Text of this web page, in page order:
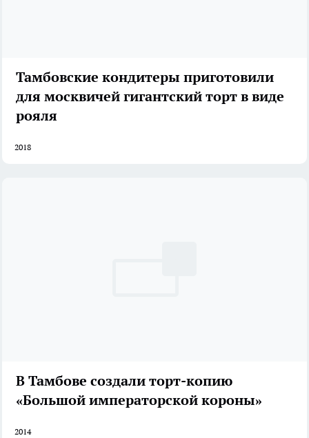
Тамбовские кондитеры приготовили
для москвичей гигантский торт в виде
рояля
2018
В Тамбове создали торт-копию
«Большой императорской короны»
2014